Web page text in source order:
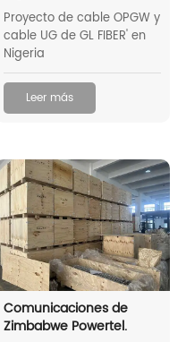
Proyecto de cable OPGW y
cable UG de GL FIBER' en
Nigeria
Leer más
Comunicaciones de
Zimbabwe Powertel.